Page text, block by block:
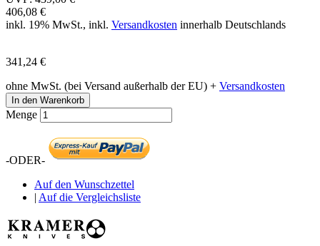
406,08 €
inkl. 19% MwSt., inkl. Versandkosten innerhalb Deutschlands
341,24 €
ohne MwSt. (bei Versand außerhalb der EU) + Versandkosten
In den Warenkorb
Menge
-ODER-
Auf den Wunschzettel
| Auf die Vergleichsliste